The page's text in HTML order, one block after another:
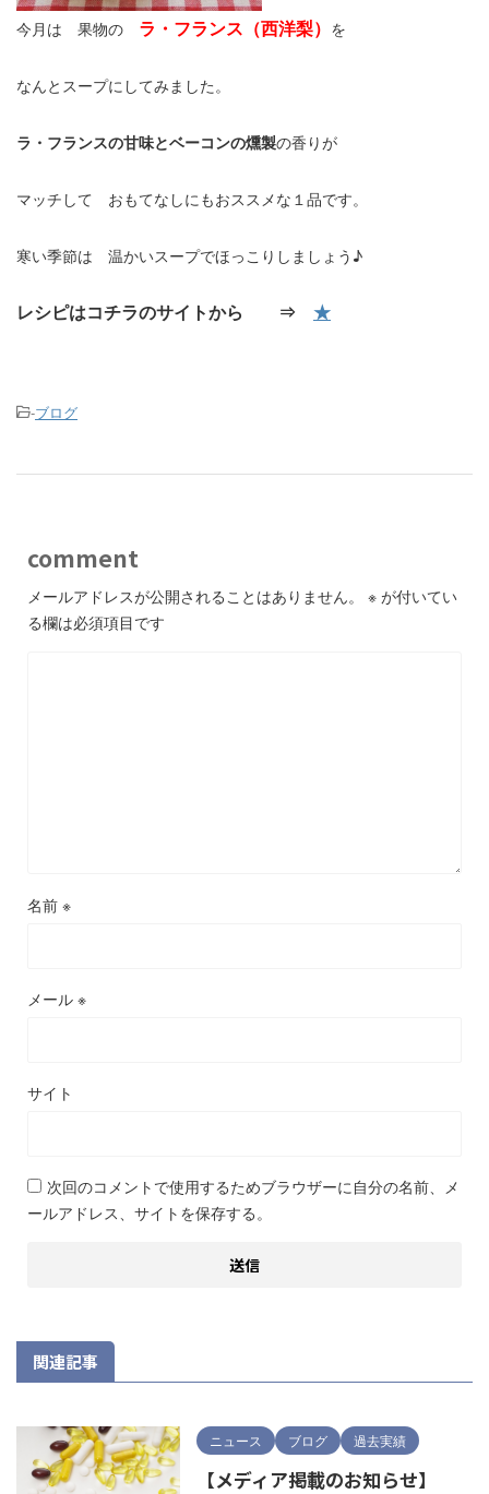
今月は 果物の ラ・フランス（西洋梨） を
なんとスープにしてみました。
ラ・フランスの甘味とベーコンの燻製の香りが
マッチして おもてなしにもおススメな１品です。
寒い季節は 温かいスープでほっこりしましょう♪
レシピはコチラのサイトから ⇒ ★
-ブログ
comment
メールアドレスが公開されることはありません。 ※ が付いてい
る欄は必須項目です
名前 ※
メール ※
サイト
次回のコメントで使用するためブラウザーに自分の名前、メ
ールアドレス、サイトを保存する。
関連記事
ニュース ブログ 過去実績
【メディア掲載のお知らせ】